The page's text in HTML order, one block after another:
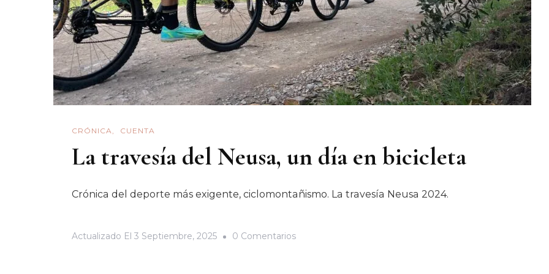
CRÓNICA CUENTA
La travesía del Neusa, un día en bicicleta
Crónica del deporte más exigente, ciclomontañismo. La travesía Neusa 2024.
Actualizado El 3 Septiembre, 2025 0 ComentariosEn